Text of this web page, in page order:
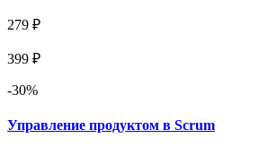
279 ₽
399 ₽
-30%
Управление продуктом в Scrum